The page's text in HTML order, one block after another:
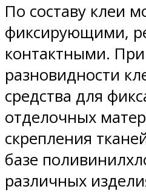
По составу клеи
фиксирующими,
контактными.
разновидности
средства для
отделочных
скрепления
базе
различных